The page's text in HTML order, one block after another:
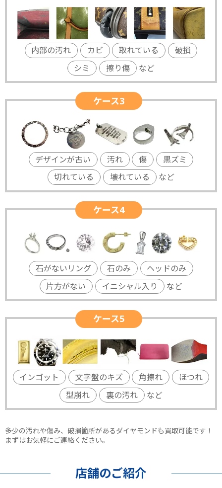
内部の汚れ カビ 取れている
破損
シミ
擦り傷 など
ケース3
デザインが古い 汚れ 傷
黒ズミ
切れている
壊れている など
ケース4
石がないリング 石のみ
ヘッドのみ
片方がない
イニシャル入り など
ケース5
インゴット 文字盤のキズ 角擦れ
ほつれ
型崩れ
裏の汚れ など
多少の汚れや傷み、破損箇所があるダイヤモンドも買取可能です！
まずはお気軽にご連絡ください。
店舗のご紹介